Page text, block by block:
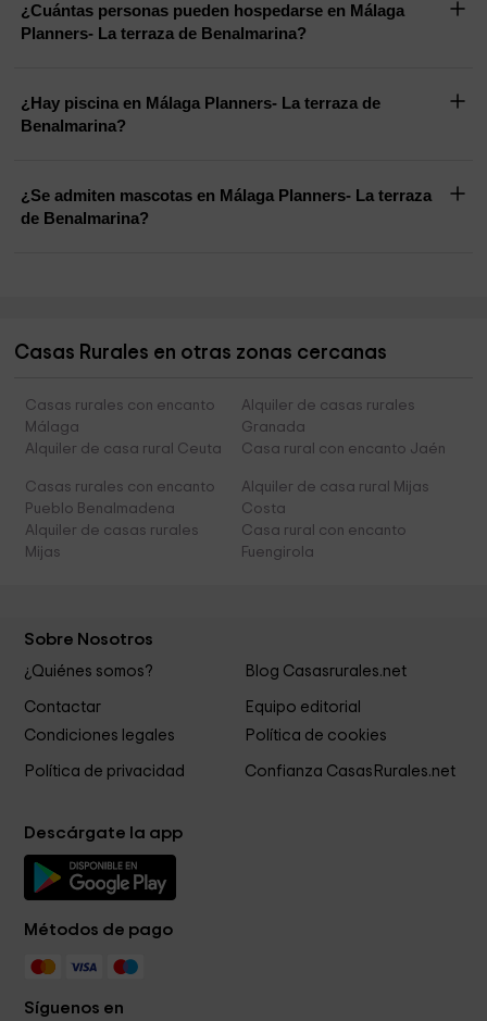
¿Cuántas personas pueden hospedarse en Málaga
Planners- La terraza de Benalmarina?
¿Hay piscina en Málaga Planners- La terraza de
Benalmarina?
¿Se admiten mascotas en Málaga Planners- La terraza
de Benalmarina?
Casas Rurales en otras zonas cercanas
Casas rurales con encanto
Málaga
Alquiler de casas rurales
Granada
Alquiler de casa rural Ceuta
Casa rural con encanto Jaén
Casas rurales con encanto
Pueblo Benalmadena
Alquiler de casa rural Mijas
Costa
Alquiler de casas rurales
Mijas
Casa rural con encanto
Fuengirola
Sobre Nosotros
¿Quiénes somos? Blog Casasrurales.net
Contactar
Equipo editorial
Condiciones legales
Política de cookies
Política de privacidad Confianza CasasRurales.net
Descárgate la app
Métodos de pago
Síguenos en